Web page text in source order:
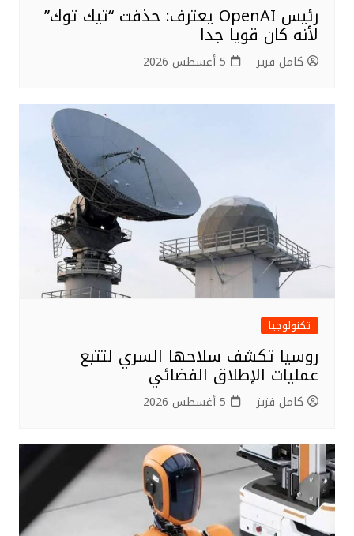
رئيس OpenAI يعترف: حذفت “تيك توك”
لأنه كان قويا جدا
كامل فزيز 5 أغسطس 2026
تكنولوجيا
روسيا تكشف سلاحها السري لتتبع
عمليات الإطلاق الفضائي
كامل فزيز 5 أغسطس 2026